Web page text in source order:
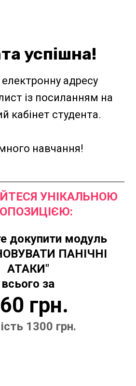
успішна!
адресу
із посиланням на
кабінет студента.
навчання!
УНІКАЛЬНОЮ
докупити модуль
ПАНІЧНІ
АТАКИ"
всього за
грн.
1300 грн.